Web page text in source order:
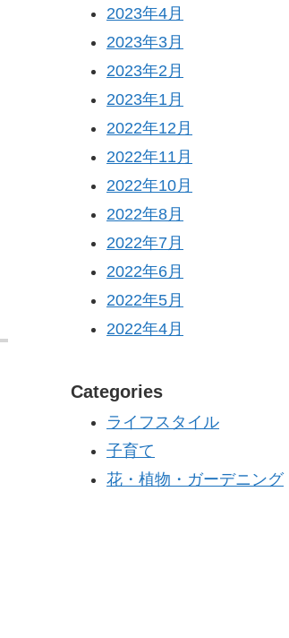
2023年4月
2023年3月
2023年2月
2023年1月
2022年12月
2022年11月
2022年10月
2022年8月
2022年7月
2022年6月
2022年5月
2022年4月
Categories
ライフスタイル
子育て
花・植物・ガーデニング